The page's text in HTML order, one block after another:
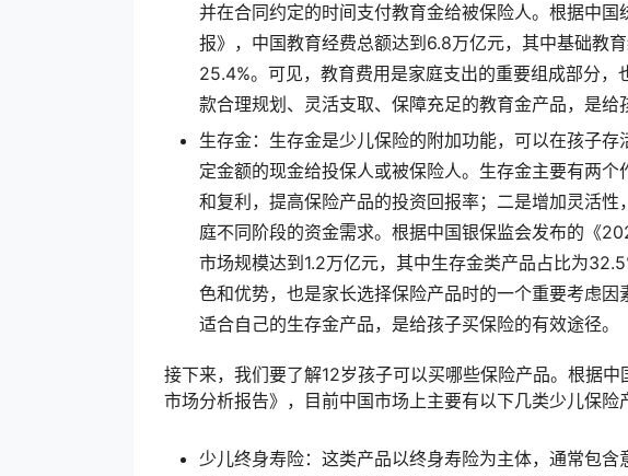
并在合同约定的时间支付教育金给被保险人。根据中
报》，中国教育经费总额达到6.8万亿元，其中基础教
25.4%。可见，教育费用是家庭支出的重要组成部分
款合理规划、灵活支取、保障充足的教育金产品，是给
生存金：生存金是少儿保险的附加功能，可以在孩子
定金额的现金给投保人或被保险人。生存金主要有两
和复利，提高保险产品的投资回报率；二是增加灵活
庭不同阶段的资金需求。根据中国银保监会发布的《
市场规模达到1.2万亿元，其中生存金类产品占比为
色和优势，也是家长选择保险产品时的一个重要考虑因
适合自己的生存金产品，是给孩子买保险的有效途径。
接下来，我们要了解12岁孩子可以买哪些保险产品。根据
市场分析报告》，目前中国市场上主要有以下几类少儿保险
少儿终身寿险：这类产品以终身寿险为主体，通常包